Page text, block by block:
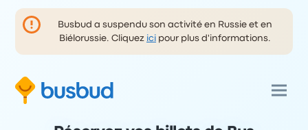
Busbud a suspendu son activité en Russie et en
Biélorussie. Cliquez ici pour plus d'informations.